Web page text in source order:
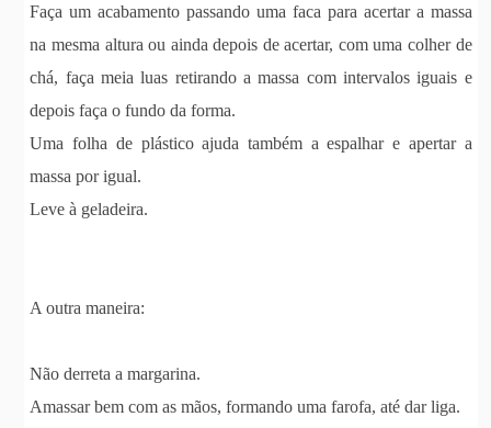
Faça um acabamento passando uma faca para acertar a massa
na mesma altura ou ainda depois de acertar, com uma colher de
chá, faça meia luas retirando a massa com intervalos iguais e
depois faça o fundo da forma.
Uma folha de plástico ajuda também a espalhar e apertar a
massa por igual.
Leve à geladeira.
A outra maneira:
Não derreta a margarina.
Amassar bem com as mãos, formando uma farofa, até dar liga.